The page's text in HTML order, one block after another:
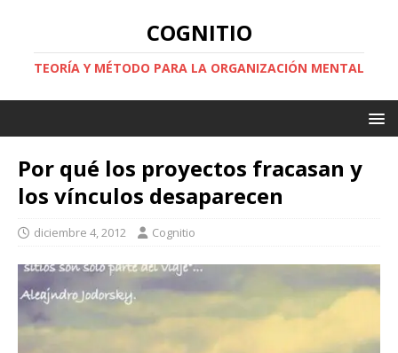
COGNITIO
TEORÍA Y MÉTODO PARA LA ORGANIZACIÓN MENTAL
Por qué los proyectos fracasan y
los vínculos desaparecen
diciembre 4, 2012 Cognitio